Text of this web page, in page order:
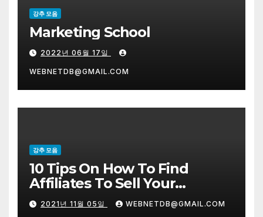
강추 모음
Marketing School
2022년 06월 17일
WEBNETDB@GMAIL.COM
강추 모음
10 Tips On How To Find
Affiliates To Sell Your
Products
2021년 11월 05일 WEBNETDB@GMAIL.COM